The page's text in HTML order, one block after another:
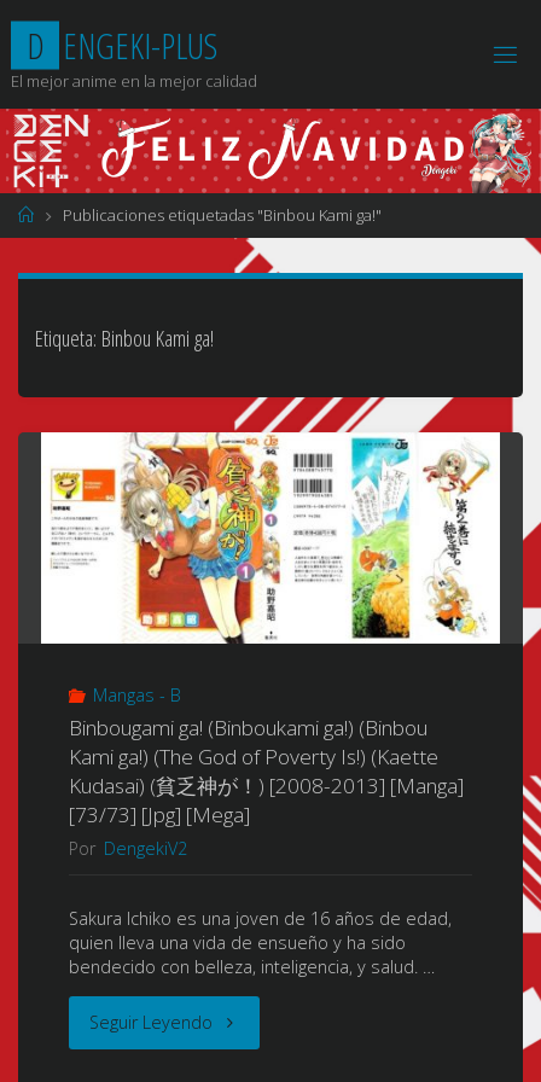
contenido
D ENGEKI-PLUS
El mejor anime en la mejor calidad
Página
de
Publicaciones etiquetadas "Binbou Kami ga!"
Etiqueta: Binbou Kami ga!
Mangas - B
Binbougami ga! (Binboukami ga!) (Binbou
Kami ga!) (The God of Poverty Is!) (Kaette
Kudasai) (貧乏神が！) [2008-2013] [Manga]
[73/73] [Jpg] [Mega]
Por DengekiV2
Sakura Ichiko es una joven de 16 años de edad,
quien lleva una vida de ensueño y ha sido
bendecido con belleza, inteligencia, y salud. …
Seguir Leyendo "Binbougami